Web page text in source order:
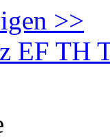
>>
EF TH